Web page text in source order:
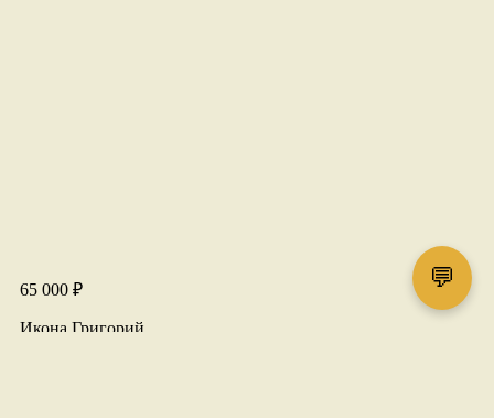
65 000 ₽
Икона Григорий
💬